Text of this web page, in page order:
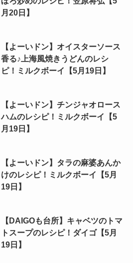
月20日】
【よーいドン】オイスターソース
香る♪上海風焼きうどんのレシ
ピ！ミルクボーイ【5月19日】
【よーいドン】チンジャオロース
ハムのレシピ！ミルクボーイ【5
月19日】
【よーいドン】タラの麻婆あんか
けのレシピ！ミルクボーイ【5月
19日】
【DAIGOも台所】キャベツのトマ
トスープのレシピ！ダイゴ【5月
19日】